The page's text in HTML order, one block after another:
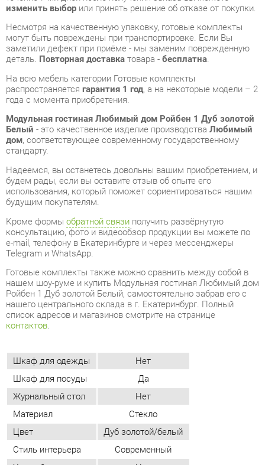
деталь.Повторная доставка товара -бесплатна.
На всю мебель категории Готовые комплекты
распространяетсягарантия 1 год, а на некоторые модели – 2
года с момента приобретения.
Белый- это качественное изделие производства
дом, соответствующее современному государственному
стандарту.
Надеемся, вы останетесь довольны вашим приобретением, и
будем рады, если вы оставите отзыв об опыте его
использования, который поможет сориентироваться нашим
будущим покупателям.
Кроме формы обратной связиполучить развёрнутую
консультацию, фото и видеообзор продукции вы можете по
e-mail, телефону в Екатеринбурге и через мессенджеры
Telegram и WhatsApp.
Готовые комплекты также можно сравнить между собой в
нашем шоу-руме и купить Модульная гостиная Любимый дом
Ройбен 1 Дуб золотой Белый, самостоятельно забрав его с
нашего центрального склада в г. Екатеринбург. Полный
список адресов и магазинов смотрите на странице
контактов
Шкаф для одежды
Нет
Шкаф для посуды
Да
Материал
Стекло
Цвет
Дуб золотой/белый
Стиль интерьера
Современный
Угловой модуль
Нет
ОТЗЫВЫ
Пока нет отзывов, поделитесь первым своим мнением.